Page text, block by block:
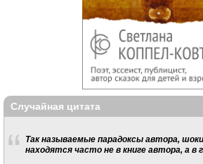
Случайная цитата
Так называемые парадоксы автора,
находятся часто не в книге автора, а в